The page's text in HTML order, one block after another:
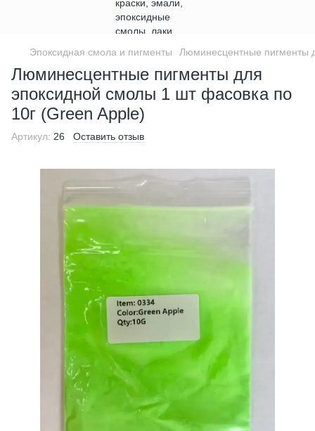
Эпоксидная смола и пигменты Люминесцентные пигменты
Люминесцентные пигменты для
эпоксидной смолы 1 шт фасовка по
10г (Green Apple)
Артикул: 26 Оставить отзыв